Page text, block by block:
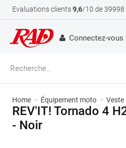
Evaluations clients9,6/10 de 39998
Connectez-vous
Home > Équipement moto > Veste
REV'IT! Tornado 4
- Noir